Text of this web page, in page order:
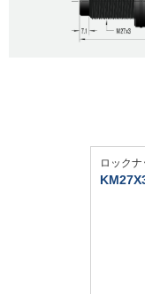
ロックナ